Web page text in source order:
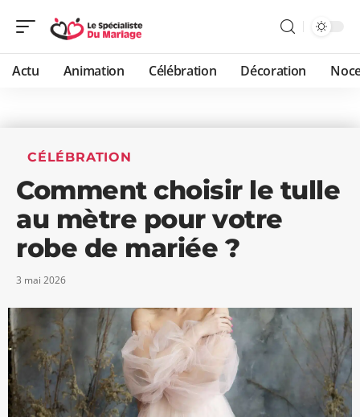
Actu Animation Célébration Décoration
CÉLÉBRATION
Comment choisir le tulle
au mètre pour votre
robe de mariée ?
3 mai 2026